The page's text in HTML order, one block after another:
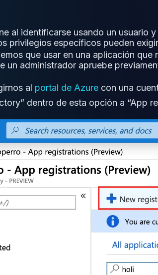
al identificarse usando un usuario
privilegios específicos pueden
que usar en una aplicación
un administrador apruebe
al portal de Azure con una
dentro de esta opción a “App